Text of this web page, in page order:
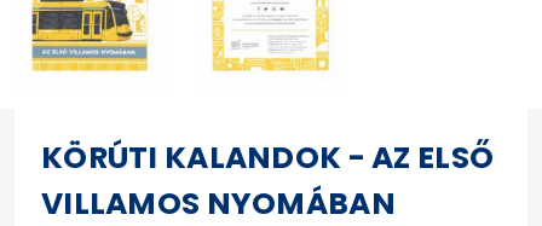
KÖRÚTI KALANDOK - AZ ELSŐ
VILLAMOS NYOMÁBAN